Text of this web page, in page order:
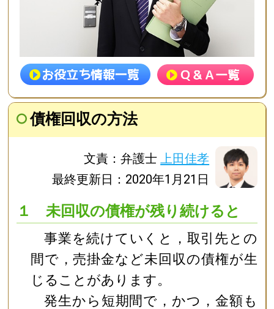
債権回収の方法
文責：弁護士上田佳孝
最終更新日：2020年1月21日
１ 未回収の債権が残り続けると
事業を続けていくと，取引先との
間で，売掛金など未回収の債権が生
じることがあります。
発生から短期間で，かつ，金額も